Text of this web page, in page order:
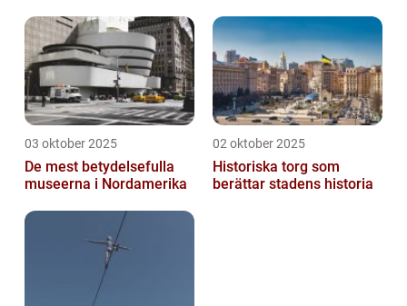
03 oktober 2025
De mest betydelsefulla
museerna i Nordamerika
02 oktober 2025
Historiska torg som
berättar stadens historia